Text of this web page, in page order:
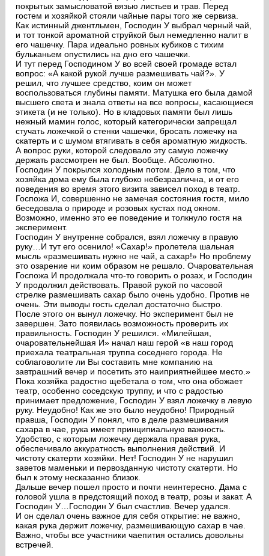
покрытых замысловатой вязью листьев и трав. Перед
гостем и хозяйкой стояли чайные пары того же сервиза.
Как истинный джентльмен, Господин У выбрал черный чай,
и тот тонкой ароматной струйкой был немедленно налит в
его чашечку. Пара идеально ровных кубиков с тихим
бульканьем опустились на дно его чашечки.
И тут перед Господином У во всей своей громаде встал
вопрос: «А какой рукой лучше размешивать чай?». У
решил, что лучшее средство, коим он может
воспользоваться глубины памяти. Матушка его была дамой
высшего света и знала ответы на все вопросы, касающиеся
этикета (и не только). Но в кладовых памяти был лишь
нежный мамин голос, который категорически запрещал
стучать ложечкой о стенки чашечки, бросать ложечку на
скатерть и с шумом втягивать в себя ароматную жидкость.
А вопрос руки, которой следовало эту самую ложечку
держать рассмотрен не был. Вообще. Абсолютно.
Господин У покрылся холодным потом. Дело в том, что
хозяйка дома ему была глубоко небезразлична, и от его
поведения во время этого визита зависел поход в театр.
Госпожа И, совершенно не замечая состояния гостя, мило
беседовала о природе и розовых кустах под окном.
Возможно, именно это ее поведение и толкнуло гостя на
эксперимент.
Господин У внутренне собрался, взял ложечку в правую
руку…И тут его осенило! «Сахар!» пролетела шальная
мысль «размешивать нужно не чай, а сахар!» Но проблему
это озарение ни коим образом не решало. Очаровательная
Госпожа И продолжала что-то говорить о розах, и Господин
У продолжил действовать. Правой рукой по часовой
стрелке размешивать сахар было очень удобно. Против не
очень. Эти выводы гость сделал достаточно быстро.
После этого он вынул ложечку. Но эксперимент был не
завершен. Зато появилась возможность проверить их
правильность. Господин У решился. «Милейшая,
очаровательнейшая И» начал наш герой «в наш город
приехала театральная труппа соседнего города. Не
соблаговолите ли Вы составить мне компанию на
завтрашний вечер и посетить это наиприятнейшее место.»
Пока хозяйка радостно щебетала о том, что она обожает
театр, особенно соседскую труппу, и что с радостью
принимает предложение, Господин У взял ложечку в левую
руку. Неудобно! Как же это было неудобно! Природный
правша, Господин У понял, что в деле размешивания
сахара в чае, рука имеет принципиальную важность.
Удобство, с которым ложечку держала правая рука,
обеспечивало аккуратность выполнения действий. И
чистоту скатерти хозяйки. Нет! Господин У не нарушил
заветов маменьки и первозданную чистоту скатерти. Но
был к этому несказанно близок.
Дальше вечер пошел просто и почти неинтересно. Дама с
головой ушла в предстоящий поход в театр, розы и закат. А
Господин У…Господин У был счастлив. Вечер удался.
И он сделал очень важное для себя открытие: не важно,
какая рука держит ложечку, размешивающую сахар в чае.
Важно, чтобы все участники чаепития остались довольны
встречей.